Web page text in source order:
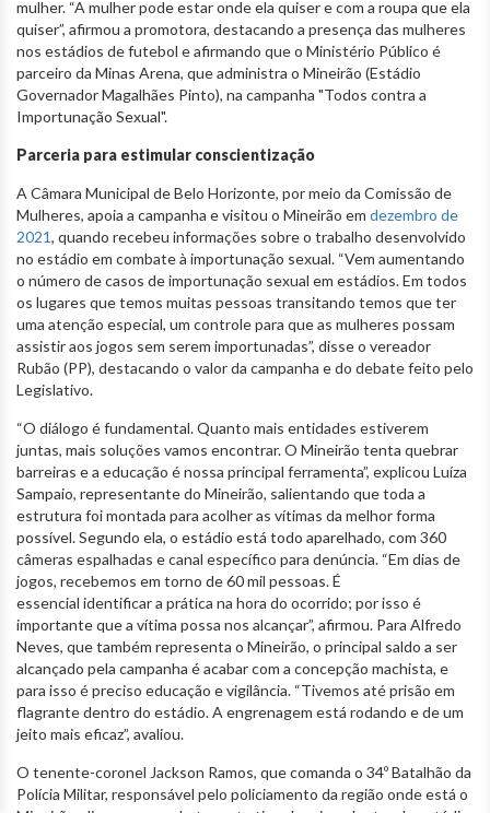
mulher. “A mulher pode estar onde ela quiser e com a roupa que ela
quiser”, afirmou a promotora, destacando a presença das mulheres
nos estádios de futebol e afirmando que o Ministério Público é
parceiro da Minas Arena, que administra o Mineirão (Estádio
Governador Magalhães Pinto), na campanha "Todos contra a
Importunação Sexual".
Parceria para estimular conscientização
A Câmara Municipal de Belo Horizonte, por meio da Comissão de
Mulheres, apoia a campanha e visitou o Mineirão em dezembro de
2021, quando recebeu informações sobre o trabalho desenvolvido
no estádio em combate à importunação sexual. “Vem aumentando
o número de casos de importunação sexual em estádios. Em todos
os lugares que temos muitas pessoas transitando temos que ter
uma atenção especial, um controle para que as mulheres possam
assistir aos jogos sem serem importunadas”, disse o vereador
Rubão (PP), destacando o valor da campanha e do debate feito pelo
Legislativo.
“O diálogo é fundamental. Quanto mais entidades estiverem
juntas, mais soluções vamos encontrar. O Mineirão tenta quebrar
barreiras e a educação é nossa principal ferramenta”, explicou Luíza
Sampaio, representante do Mineirão, salientando que toda a
estrutura foi montada para acolher as vítimas da melhor forma
possível. Segundo ela, o estádio está todo aparelhado, com 360
câmeras espalhadas e canal específico para denúncia. “Em dias de
jogos, recebemos em torno de 60 mil pessoas. É
essencial identificar a prática na hora do ocorrido; por isso é
importante que a vítima possa nos alcançar”, afirmou. Para Alfredo
Neves, que também representa o Mineirão, o principal saldo a ser
alcançado pela campanha é acabar com a concepção machista, e
para isso é preciso educação e vigilância. “Tivemos até prisão em
flagrante dentro do estádio. A engrenagem está rodando e de um
jeito mais eficaz”, avaliou.
O tenente-coronel Jackson Ramos, que comanda o 34º Batalhão da
Polícia Militar, responsável pelo policiamento da região onde está o